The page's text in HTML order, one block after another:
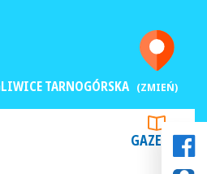
TARNOGÓRSKA (ZMIEŃ)
GAZETKI